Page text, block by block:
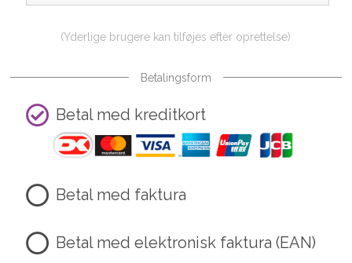
(Yderlige brugere kan tilføjes efter oprettelse)
Betalingsform
Betal med kreditkort
Betal med faktura
Betal med elektronisk faktura (EAN)